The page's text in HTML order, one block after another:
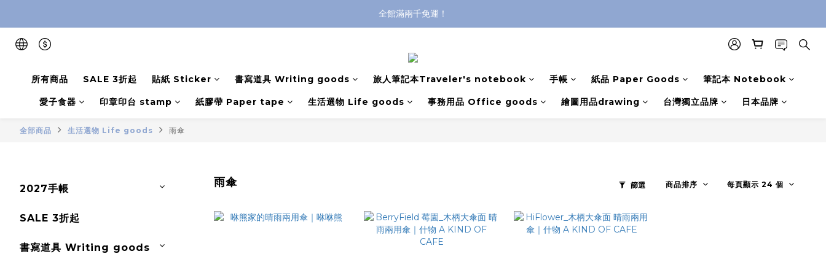
全館滿兩千免運！
全館滿兩千免運！
所有商品
SALE 3折起 貼紙 Sticker 書寫道具 Writing goods 旅人筆記本Traveler's notebook 手帳 紙品 Paper Goods 筆記本 Notebook
愛子食器 印章印台 stamp 紙膠帶 Paper tape 生活選物 Life goods 事務用品 Office goods 繪圖用品drawing 台灣獨立品牌 日本品牌
全部商品 生活選物 Life goods 雨傘
2027手帳
SALE 3折起
書寫道具 Writing goods
雨傘 篩選 商品排序 每頁顯示 24 個